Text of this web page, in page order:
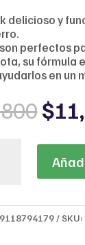
delicioso y
perfectos
su fórmula
en un
$
SKU: